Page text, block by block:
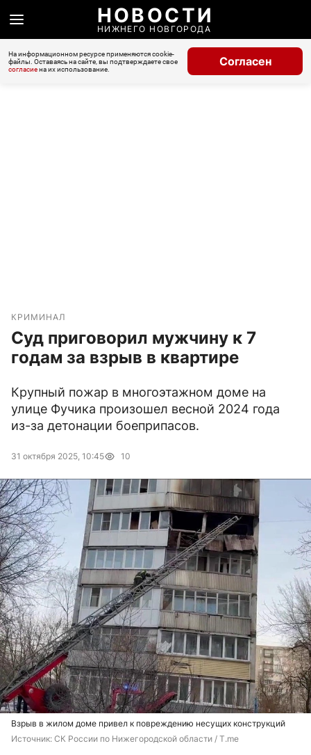
НОВОСТИ
НИЖНЕГО НОВГОРОДА
На информационном ресурсе применяются cookie-
файлы. Оставаясь на сайте, вы подтверждаете свое
согласиена их использование.
Согласен
КРИМИНАЛ
Суд приговорил мужчину к 7
годам за взрыв в квартире
Крупный пожар в многоэтажном доме на
улице Фучика произошел весной 2024 года
из-за детонации боеприпасов.
31 октября 2025, 10:45 10
Взрыв в жилом доме привел к повреждению несущих конструкций
Источник: СК России по Нижегородской области / Т.me